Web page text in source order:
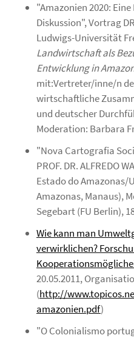
"Amazonien 2020:
Diskussion", Vortrag
Ludwigs-Universität
Landwirtschaft als
Entwicklung in
mit:Vertreter/inne/n
wirtschaftliche
und deutscher
Moderation: Barbara
"Nova Cartografia
PROF. DR. ALFREDO
Estado do Amazonas/
Amazonas, Manaus),
Segebart (FU Berlin),
Wie kann man
verwirklichen?
20.05.2011,
(http://
amazonien.pdf)
"O Colonialismo